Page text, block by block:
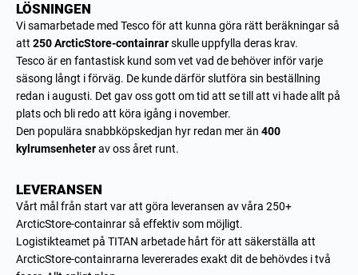
LÖSNINGEN
Vi samarbetade med Tesco för att kunna göra rätt beräkningar så
att 250 ArcticStore-containrarskulle uppfylla deras krav.
Tesco är en fantastisk kund som vet vad de behöver inför varje
säsong långt i förväg. De kunde därför slutföra sin beställning
redan i augusti. Det gav oss gott om tid att se till att vi hade allt på
plats och bli redo att köra igång i november.
Den populära snabbköpskedjan hyr redan mer än 400
kylrumsenheterav oss året runt.
LEVERANSEN
Vårt mål från start var att göra leveransen av våra 250+
ArcticStore-containrar så effektiv som möjligt.
Logistikteamet på TITAN arbetade hårt för att säkerställa att
ArcticStore-containrarna levererades exakt dit de behövdes i två